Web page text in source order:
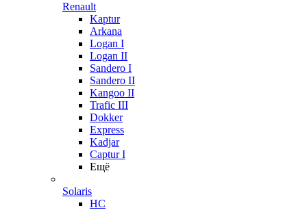
Renault
Kaptur
Arkana
Logan I
Logan II
Sandero I
Sandero II
Kangoo II
Trafic III
Dokker
Express
Kadjar
Captur I
Ещё
Solaris
HC